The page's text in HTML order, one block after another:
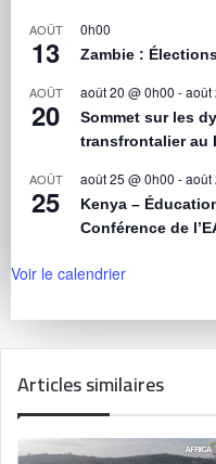
AOÛT
13
0h00
Zambie :
AOÛT
20
août 20 @ 0h00 -août
Sommet sur les
transfrontalier au
AOÛT
25
août 25 @ 0h00 -août
Kenya –
Conférence de
Voir le calendrier
Articles similaires